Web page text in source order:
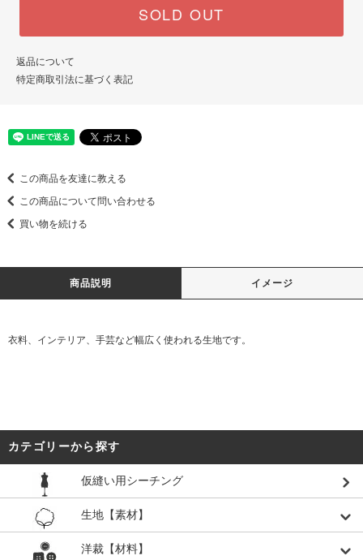
SOLD OUT
返品について
特定商取引法に基づく表記
この商品を友達に教える
この商品について問い合わせる
買い物を続ける
商品説明 イメージ
衣料、インテリア、手芸など幅広く使われる生地です。
カテゴリーから探す
仮縫い用シーチング
生地【素材】
洋裁【材料】